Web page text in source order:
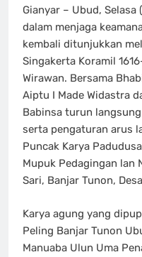
Gianyar – Ubud,
dalam menjaga
kembali ditunjukkan
Singakerta Koramil
Wirawan. Bersama
Aiptu I Made Widastra
Babinsa turun
serta pengaturan arus
Puncak Karya
Mupuk Pedagingan lan
Sari, Banjar Tunon,
Karya agung yang
Peling Banjar Tunon
Manuaba Ulun Uma